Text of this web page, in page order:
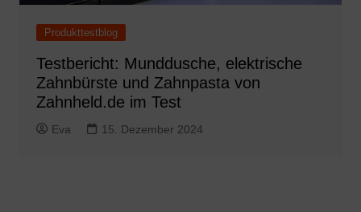
Produkttestblog
Testbericht: Munddusche, elektrische
Zahnbürste und Zahnpasta von
Zahnheld.de im Test
Eva 15. Dezember 2024